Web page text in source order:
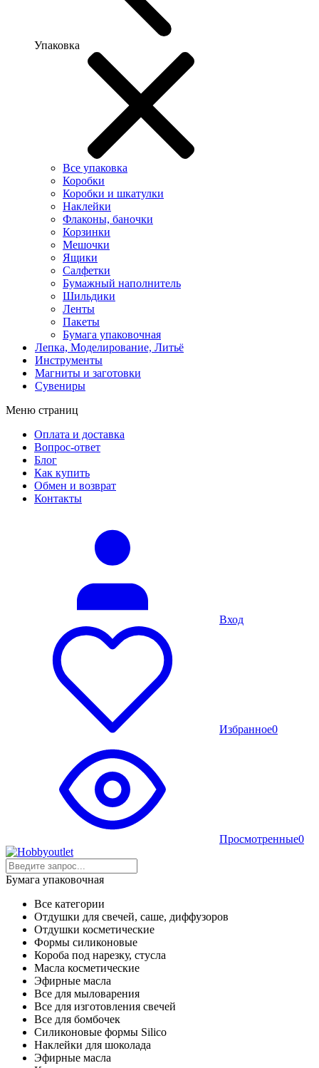
Упаковка
Все упаковка
Коробки
Коробки и шкатулки
Наклейки
Флаконы, баночки
Корзинки
Мешочки
Ящики
Салфетки
Бумажный наполнитель
Шильдики
Ленты
Пакеты
Бумага упаковочная
Лепка, Моделирование, Литьё
Инструменты
Магниты и заготовки
Сувениры
Меню страниц
Оплата и доставка
Вопрос-ответ
Блог
Как купить
Обмен и возврат
Контакты
Вход
Избранное0
Просмотренные0
Бумага упаковочная
Все категории
Отдушки для свечей, саше, диффузоров
Отдушки косметические
Формы силиконовые
Короба под нарезку, стусла
Масла косметические
Эфирные масла
Все для мыловарения
Все для изготовления свечей
Все для бомбочек
Силиконовые формы Silico
Наклейки для шоколада
Эфирные масла